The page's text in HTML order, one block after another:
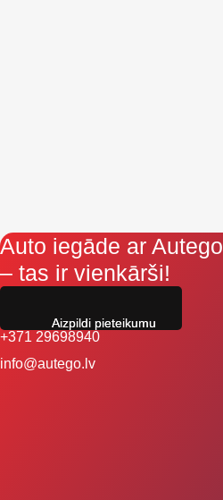
Auto iegāde ar Autego
– tas ir vienkārši!
+371 29698940
info@autego.lv